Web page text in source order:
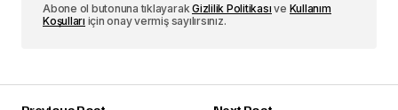
Abone ol butonuna tıklayarakGizlilik Politikası ve Kullanım
Koşulları için onay vermiş sayılırsınız.